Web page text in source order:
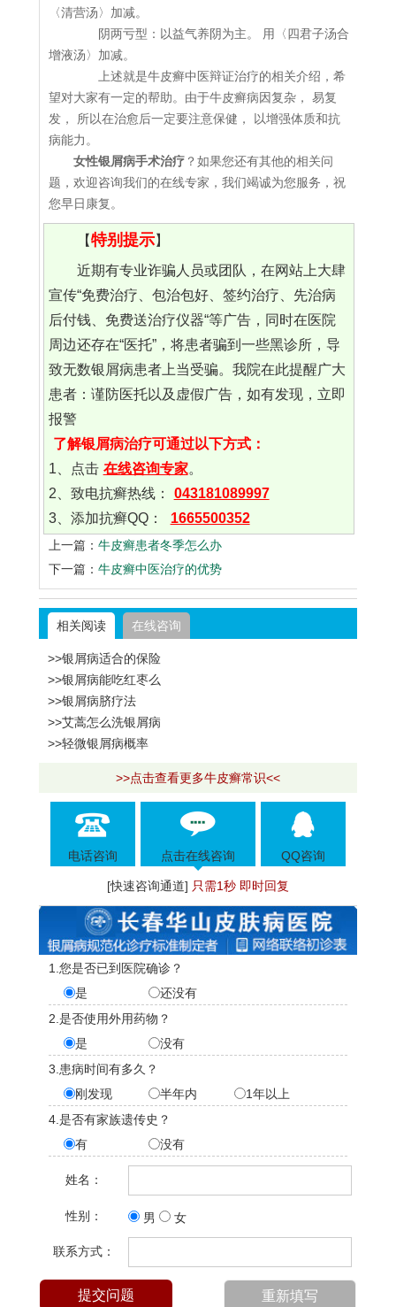
〈清营汤〉加减。
阴两亏型：以益气养阴为主。 用〈四君子汤合
增液汤〉加减。
上述就是牛皮癣中医辩证治疗的相关介绍，希
望对大家有一定的帮助。由于牛皮癣病因复杂， 易复
发， 所以在治愈后一定要注意保健， 以增强体质和抗
病能力。
女性银屑病手术治疗 ？如果您还有其他的相关问
题，欢迎咨询我们的在线专家，我们竭诚为您服务，祝
您早日康复。
【特别提示】
近期有专业诈骗人员或团队，在网站上大肆
宣传“免费治疗、包治包好、签约治疗、先治病
后付钱、免费送治疗仪器“等广告，同时在医院
周边还存在“医托”，将患者骗到一些黑诊所，导
致无数银屑病患者上当受骗。我院在此提醒广大
患者：谨防医托以及虚假广告，如有发现，立即
报警
了解银屑病治疗可通过以下方式：
1、点击 在线咨询专家。
2、致电抗癣热线：
043181089997
3、添加抗癣QQ：
1665500352
上一篇： 牛皮癣患者冬季怎么办
下一篇： 牛皮癣中医治疗的优势
相关阅读 在线咨询
>>银屑病适合的保险
>>银屑病能吃红枣么
>>银屑病脐疗法
>>艾蒿怎么洗银屑病
>>轻微银屑病概率
>>点击查看更多牛皮癣常识<<
电话咨询 点击在线咨询 QQ咨询
[快速咨询通道] 只需1秒 即时回复
1.您是否已到医院确诊？
是
还没有
2.是否使用外用药物？
是
没有
3.患病时间有多久？
刚发现
半年内
1年以上
4.是否有家族遗传史？
有
没有
姓名：
性别： 男 女
联系方式：